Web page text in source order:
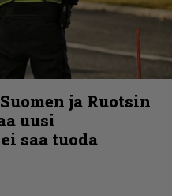
ja Ruotsin
uusi
saa tuoda